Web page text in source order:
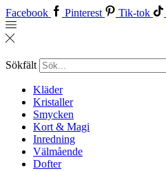
Facebook Pinterest Tik-tok
Sökfält
Kläder
Kristaller
Smycken
Kort & Magi
Inredning
Välmående
Dofter